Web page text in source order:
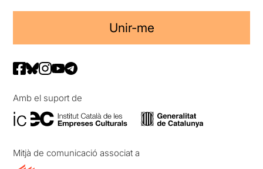
Unir-me
Amb el suport de
Mitjà de comunicació associat a